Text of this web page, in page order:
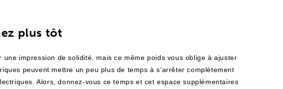
plus tôt
une impression de solidité, mais ce même poids vous oblige à ajuster
peuvent mettre un peu plus de temps à s’arrêter complètement
Alors, donnez-vous ce temps et cet espace supplémentaires